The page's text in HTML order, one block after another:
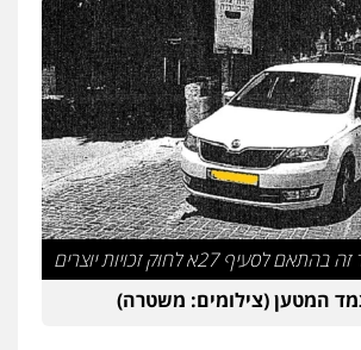
בן שושן, עורך דין פלילי
מעצרים וחקירות פשיעה חמורה
רישום פלילי
שלומי שרון
צבאי מעצרים וחקירות
אלון קריטי
27א לחוק זכויות יוצרים
המטען (צילומים: משטרה)